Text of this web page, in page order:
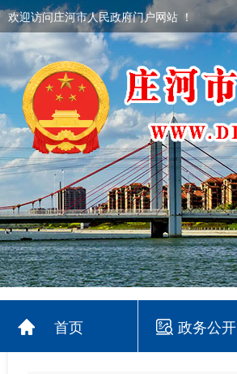
欢迎访问庄河市人民政府门户网站 ！
首页 政务公开